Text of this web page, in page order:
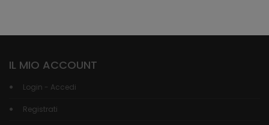
IL MIO ACCOUNT
Login - Accedi
Registrati